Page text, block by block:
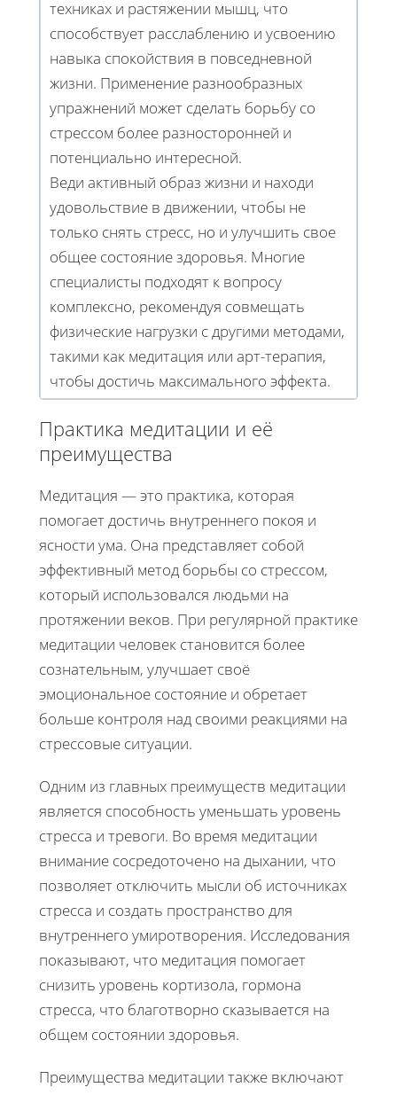
техниках и растяжении мышц, что
способствует расслаблению и усвоению
навыка спокойствия в повседневной
жизни. Применение разнообразных
упражнений может сделать борьбу со
стрессом более разносторонней и
потенциально интересной.
Веди активный образ жизни и находи
удовольствие в движении, чтобы не
только снять стресс, но и улучшить свое
общее состояние здоровья. Многие
специалисты подходят к вопросу
комплексно, рекомендуя совмещать
физические нагрузки с другими методами,
такими как медитация или арт-терапия,
чтобы достичь максимального эффекта.
Практика медитации и её
преимущества
Медитация — это практика, которая
помогает достичь внутреннего покоя и
ясности ума. Она представляет собой
эффективный метод борьбы со стрессом,
который использовался людьми на
протяжении веков. При регулярной практике
медитации человек становится более
сознательным, улучшает своё
эмоциональное состояние и обретает
больше контроля над своими реакциями на
стрессовые ситуации.
Одним из главных преимуществ медитации
является способность уменьшать уровень
стресса и тревоги. Во время медитации
внимание сосредоточено на дыхании, что
позволяет отключить мысли об источниках
стресса и создать пространство для
внутреннего умиротворения. Исследования
показывают, что медитация помогает
снизить уровень кортизола, гормона
стресса, что благотворно сказывается на
общем состоянии здоровья.
Преимущества медитации также включают